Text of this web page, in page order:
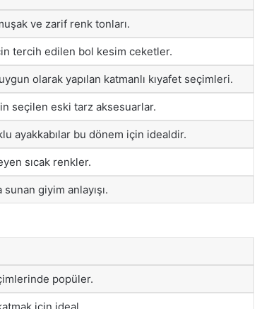
ve zarif renk tonları.
tercih edilen bol kesim ceketler.
olarak yapılan katmanlı kıyafet seçimleri.
seçilen eski tarz aksesuarlar.
ayakkabılar bu dönem için idealdir.
sıcak renkler.
giyim anlayışı.
popüler.
için ideal.